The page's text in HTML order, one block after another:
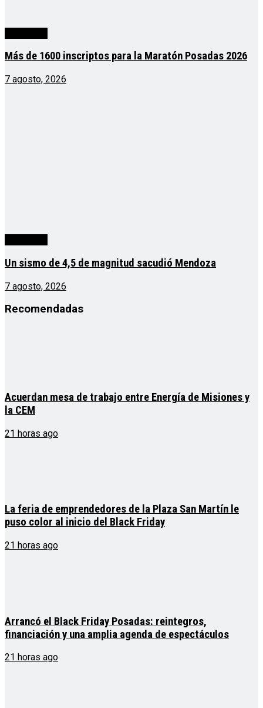
Más de 1600 inscriptos para la Maratón Posadas 2026
7 agosto, 2026
Un sismo de 4,5 de magnitud sacudió Mendoza
7 agosto, 2026
Recomendadas
Acuerdan mesa de trabajo entre Energía de Misiones y
la CEM
21 horas ago
La feria de emprendedores de la Plaza San Martín le
puso color al inicio del Black Friday
21 horas ago
Arrancó el Black Friday Posadas: reintegros,
financiación y una amplia agenda de espectáculos
21 horas ago